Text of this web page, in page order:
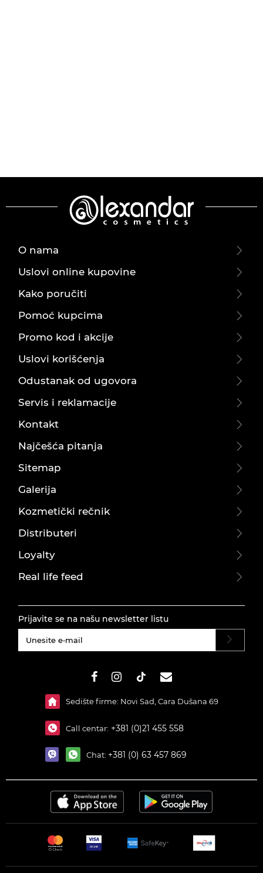
O nama
Uslovi online kupovine
Kako poručiti
Pomoć kupcima
Promo kod i akcije
Uslovi korišćenja
Odustanak od ugovora
Servis i reklamacije
Kontakt
Najčešća pitanja
Sitemap
Galerija
Kozmetički rečnik
Distributeri
Loyalty
Real life feed
Prijavite se na našu newsletter listu
Sedište firme: Novi Sad, Cara Dušana 69
Call centar: +381 (0)21 455 558
Chat: +381 (0) 63 457 869